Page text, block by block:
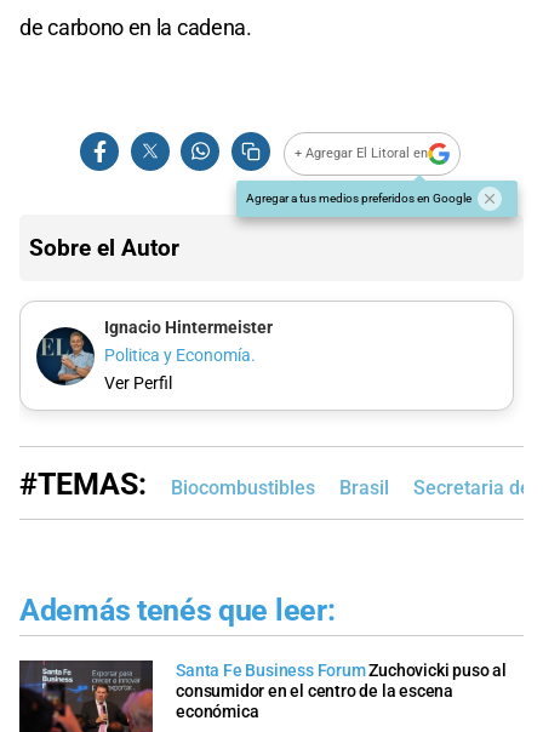
de carbono en la cadena.
+ Agregar El Litoral en
Agregar a tus medios preferidos en Google
Sobre el Autor
Ignacio Hintermeister
Politica y Economía.
Ver Perfil
#TEMAS: Biocombustibles Brasil Secretaria de
Además tenés que leer:
Santa Fe Business ForumZuchovicki puso al
consumidor en el centro de la escena
económica